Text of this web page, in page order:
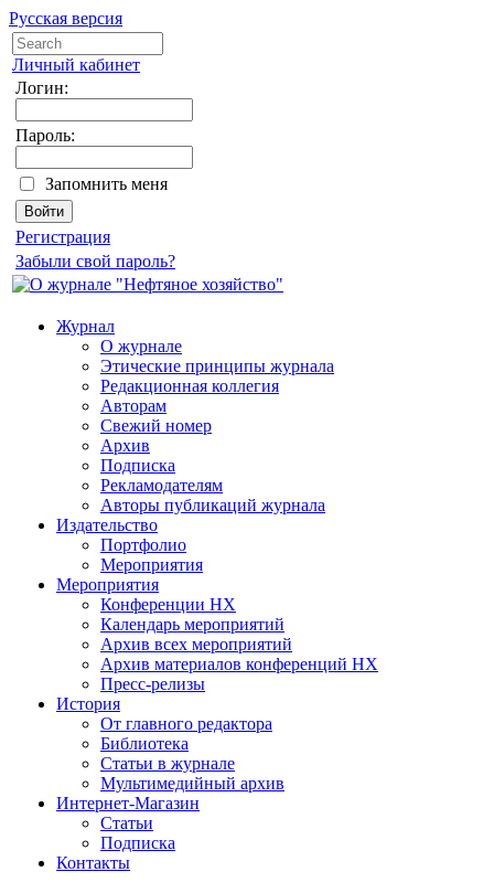
Русская версия
Личный кабинет
Логин:
Пароль:
Запомнить меня
Регистрация
Забыли свой пароль?
Журнал
О журнале
Этические принципы журнала
Редакционная коллегия
Авторам
Свежий номер
Архив
Подписка
Рекламодателям
Авторы публикаций журнала
Издательство
Портфолио
Мероприятия
Мероприятия
Конференции НХ
Календарь мероприятий
Архив всех мероприятий
Архив материалов конференций НХ
Пресс-релизы
История
От главного редактора
Библиотека
Статьи в журнале
Мультимедийный архив
Интернет-Магазин
Статьи
Подписка
Контакты